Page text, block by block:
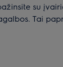
su
Tai